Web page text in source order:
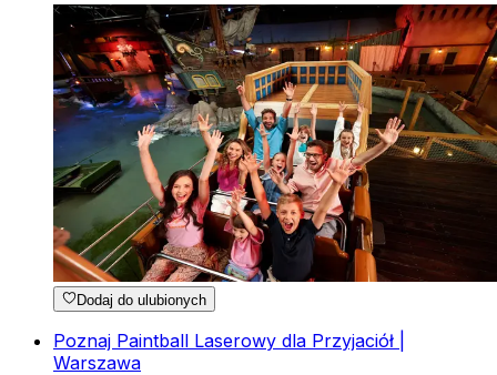
Dodaj do ulubionych
Poznaj Paintball Laserowy dla Przyjaciół |
Warszawa